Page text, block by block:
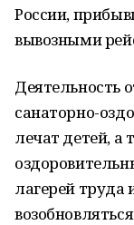
России,
вывозными
Деятельность
санаторно-
лечат детей, а
лагерей труда